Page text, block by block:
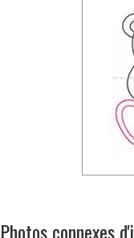
Photos connexes